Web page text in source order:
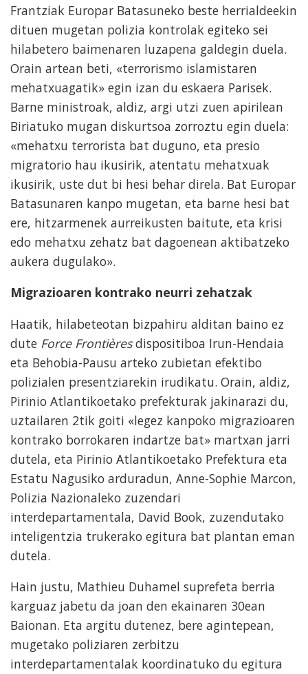
Frantziak Europar Batasuneko beste herrialdeekin
dituen mugetan polizia kontrolak egiteko sei
hilabetero baimenaren luzapena galdegin duela.
Orain artean beti, «terrorismo islamistaren
mehatxuagatik» egin izan du eskaera Parisek.
Barne ministroak, aldiz, argi utzi zuen apirilean
Biriatuko mugan diskurtsoa zorroztu egin duela:
«mehatxu terrorista bat duguno, eta presio
migratorio hau ikusirik, atentatu mehatxuak
ikusirik, uste dut bi hesi behar direla. Bat Europar
Batasunaren kanpo mugetan, eta barne hesi bat
ere, hitzarmenek aurreikusten baitute, eta krisi
edo mehatxu zehatz bat dagoenean aktibatzeko
aukera dugulako».
Migrazioaren kontrako neurri zehatzak
Haatik, hilabeteotan bizpahiru alditan baino ez
dute Force Frontièresdispositiboa Irun-Hendaia
eta Behobia-Pausu arteko zubietan efektibo
polizialen presentziarekin irudikatu. Orain, aldiz,
Pirinio Atlantikoetako prefekturak jakinarazi du,
uztailaren 2tik goiti «legez kanpoko migrazioaren
kontrako borrokaren indartze bat» martxan jarri
dutela, eta Pirinio Atlantikoetako Prefektura eta
Estatu Nagusiko arduradun, Anne-Sophie Marcon,
Polizia Nazionaleko zuzendari
interdepartamentala, David Book, zuzendutako
inteligentzia trukerako egitura bat plantan eman
dutela.
Hain justu, Mathieu Duhamel suprefeta berria
karguaz jabetu da joan den ekainaren 30ean
Baionan. Eta argitu dutenez, bere agintepean,
mugetako poliziaren zerbitzu
interdepartamentalak koordinatuko du egitura